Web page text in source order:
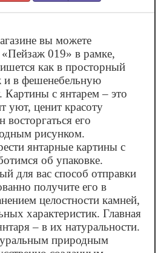
вы можете
019» в рамке,
как в просторный
и в фешенебельную
Картины с янтарем – это
уют, ценит красоту
восторгаться его
рисунком.
янтарные картины с
об упаковке.
для вас способ отправки
получите его в
целостности камней,
характеристик. Главная
– в их натуральности.
природным